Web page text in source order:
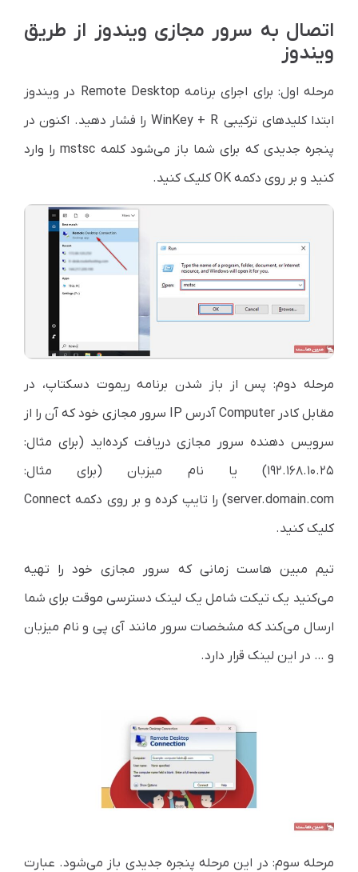
اتصال به سرور مجازی ویندوز از طریق
ویندوز
مرحله اول: برای اجرای برنامه Remote Desktop در ویندوز
ابتدا کلیدهای ترکیبی WinKey + R را فشار دهید. اکنون در
پنجره جدیدی که برای شما باز می‌شود کلمه mstsc را وارد
کنید و بر روی دکمه OK کلیک کنید.
مرحله دوم: پس از باز شدن برنامه ریموت دسکتاپ،‌ در
مقابل کادر Computer آدرس IP سرور مجازی خود که آن را از
سرویس دهنده سرور مجازی دریافت کرده‌اید (برای مثال:
۱۹۲.۱۶۸.۱۰.۲۵) یا نام میزبان (برای مثال:
server.domain.com) را تایپ کرده و بر روی دکمه Connect
کلیک کنید.
تیم مبین هاست زمانی که سرور مجازی خود را تهیه
می‌کنید یک تیکت شامل یک لینک دسترسی موقت برای شما
ارسال می‌کند که مشخصات سرور مانند آی پی و نام میزبان
و … در این لینک قرار دارد.
مرحله سوم: در این مرحله پنجره جدیدی باز می‌شود. عبارت